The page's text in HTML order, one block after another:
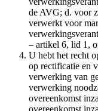
de AVG; d. voor
verwerkt voor
– artikel 6, lid 1,
U hebt het recht
op rectificatie en
verwerking van
verwerking
overeenkomst
overeenkomst